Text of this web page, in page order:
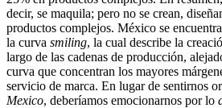
decir, se maquila; pero no se crean,
productos complejos. México se
la curva smiling, la cual describe la
largo de las cadenas de producción,
curva que concentran los mayores
servicio de marca. En lugar de sentirnos
Mexico, deberíamos emocionarnos por lo